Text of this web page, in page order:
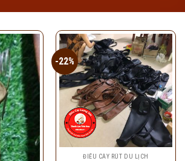
-22%
ĐIẾU CÀY RÚT DU LỊCH